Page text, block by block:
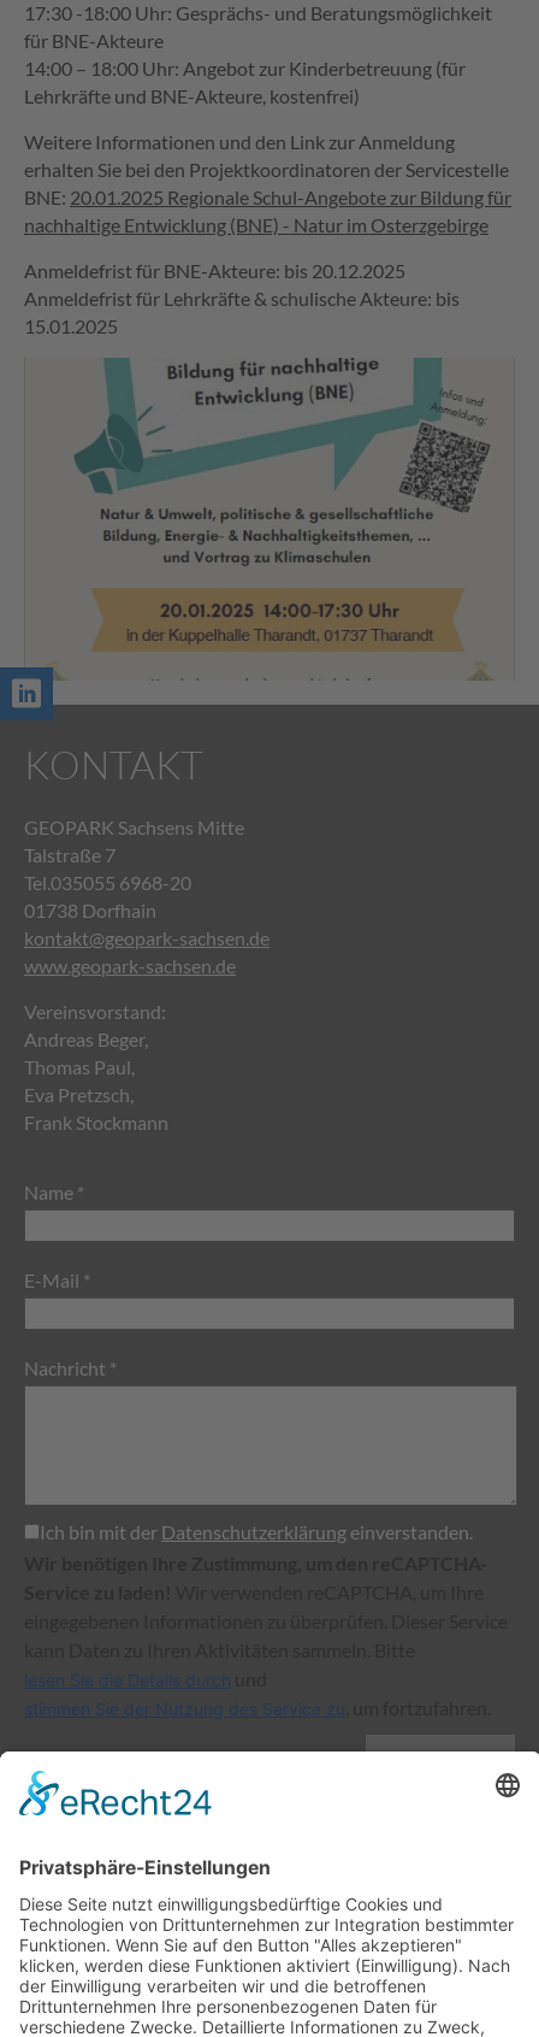
17:30 -18:00 Uhr: Gesprächs- und Beratungsmöglichkeit
für BNE-Akteure
14:00 – 18:00 Uhr: Angebot zur Kinderbetreuung (für
Lehrkräfte und BNE-Akteure, kostenfrei)
Weitere Informationen und den Link zur Anmeldung
erhalten Sie bei den Projektkoordinatoren der Servicestelle
BNE: 20.01.2025 Regionale Schul-Angebote zur Bildung für
nachhaltige Entwicklung (BNE) - Natur im Osterzgebirge
Anmeldefrist für BNE-Akteure: bis 20.12.2025
Anmeldefrist für Lehrkräfte & schulische Akteure: bis
15.01.2025
KONTAKT
GEOPARK Sachsens Mitte
Talstraße 7
Tel.035055 6968-20
01738 Dorfhain
kontakt@geopark-sachsen.de
www.geopark-sachsen.de
Vereinsvorstand:
Andreas Beger,
Thomas Paul,
Eva Pretzsch,
Frank Stockmann
Name *
E-Mail *
Nachricht *
Ich bin mit der Datenschutzerklärung einverstanden.
lesen Sie die Details durch
stimmen Sie der Nutzung des Service zu
Vorhaben im Rahmen der LEADER-Entwicklungsstrategie (LES)
mit dem Ziel der Förderung von Beschäftigung, Wachstum und
Gleichstellung der
Geschlechter einschließlich der Beteiligung von Frauen an der
Landwirtschaft,
sozialer Inklusion und der lokalen Entwicklung in ländlichen
Gebieten